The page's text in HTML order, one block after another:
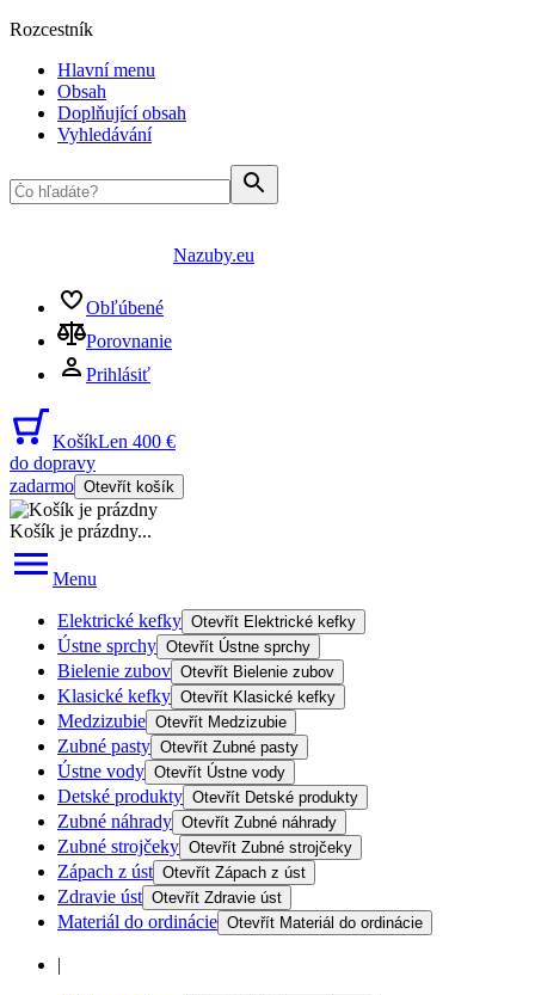
Rozcestník
Hlavní menu
Obsah
Doplňující obsah
Vyhledávání
Nazuby.eu
Obľúbené
Porovnanie
Prihlásiť
KošíkLen 400 €
do dopravy
zadarmo Otevřít košík
Košík je prázdny...
Menu
Elektrické kefky Otevřít Elektrické kefky
Ústne sprchy Otevřít Ústne sprchy
Bielenie zubov Otevřít Bielenie zubov
Klasické kefky Otevřít Klasické kefky
Medzizubie Otevřít Medzizubie
Zubné pasty Otevřít Zubné pasty
Ústne vody Otevřít Ústne vody
Detské produkty Otevřít Detské produkty
Zubné náhrady Otevřít Zubné náhrady
Zubné strojčeky Otevřít Zubné strojčeky
Zápach z úst Otevřít Zápach z úst
Zdravie úst Otevřít Zdravie úst
Materiál do ordinácie Otevřít Materiál do ordinácie
|